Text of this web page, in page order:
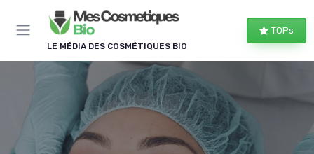
LE MÉDIA DES COSMÉTIQUES BIO
TOPs
Panneau de gestion des cookies